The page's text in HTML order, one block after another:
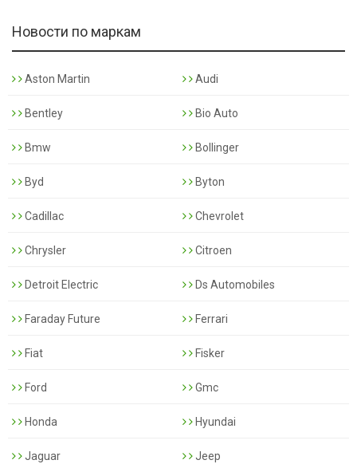
Новости по маркам
Aston Martin Audi
Bentley Bio Auto
Bmw Bollinger
Byd Byton
Cadillac Chevrolet
Chrysler Citroen
Detroit Electric Ds Automobiles
Faraday Future Ferrari
Fiat Fisker
Ford Gmc
Honda Hyundai
Jaguar Jeep